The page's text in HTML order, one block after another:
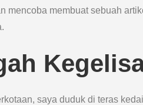
mencoba membuat sebuah
saya duduk di teras